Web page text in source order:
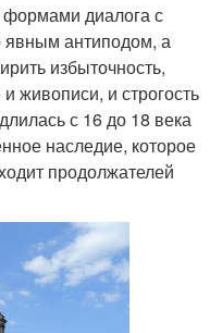
формами диалога с
явным антиподом, а
избыточность,
живописи, и строгость
с 16 до 18 века
наследие, которое
продолжателей